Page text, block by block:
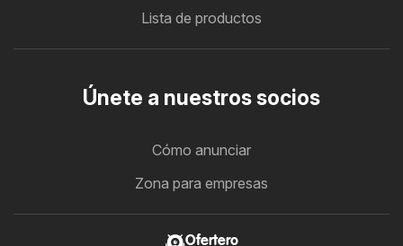
Lista de productos
Únete a nuestros socios
Cómo anunciar
Zona para empresas
Ofertero